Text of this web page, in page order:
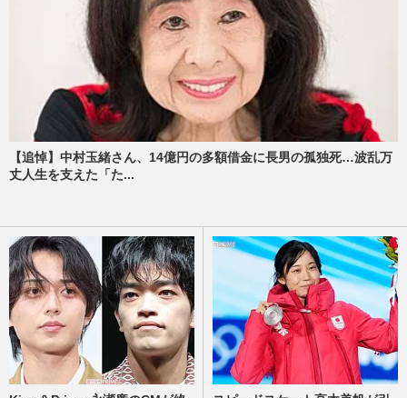
【追悼】中村玉緒さん、14億円の多額借金に長男の孤独死…波乱万
丈人生を支えた「た...